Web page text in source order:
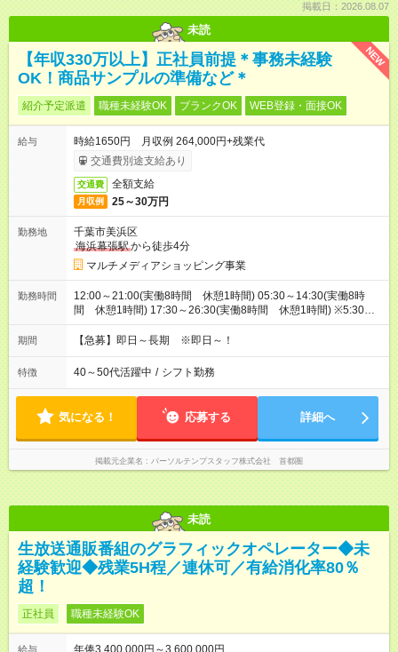
掲載日：2026.08.07
未読
NEW
【年収330万以上】正社員前提＊事務未経験
OK！商品サンプルの準備など＊
紹介予定派遣 職種未経験OK ブランクOK WEB登録・面接OK
給与
時給1650円 月収例 264,000円+残業代
交通費別途支給あり
交通費 全額支給
月収例 25～30万円
勤務地
千葉市美浜区
海浜幕張駅から徒歩4分
マルチメディアショッピング事業
勤務時間
12:00～21:00(実働8時間 休憩1時間) 05:30～14:30(実働8時
間 休憩1時間) 17:30～26:30(実働8時間 休憩1時間) ※5:30～
26:00の間で時間相談できます！8:00～17:00等お時間固定でも
OK！
期間 【急募】即日～長期 ※即日～！
特徴 40～50代活躍中 / シフト勤務
気になる！ 応募する 詳細へ
掲載元企業名 パーソルテンプスタッフ株式会社 首都圏
未読
生放送通販番組のグラフィックオペレーター◆未
経験歓迎◆残業5H程／連休可／有給消化率80％
超！
正社員 職種未経験OK
給与
年俸3,400,000円～3,600,000円